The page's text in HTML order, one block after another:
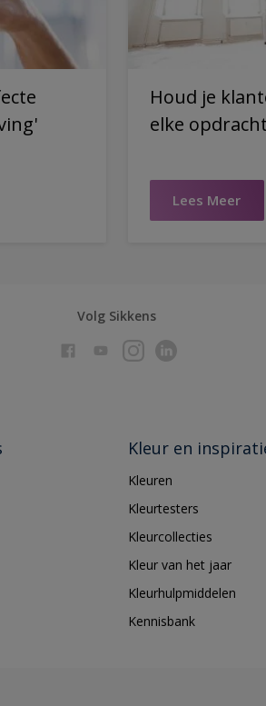
Houd je
elke opdracht
Lees Meer
Volg Sikkens
Kleur en
Kleuren
Kleurtesters
Kleurcollecties
Kleur van het jaar
Kleurhulpmiddelen
Kennisbank